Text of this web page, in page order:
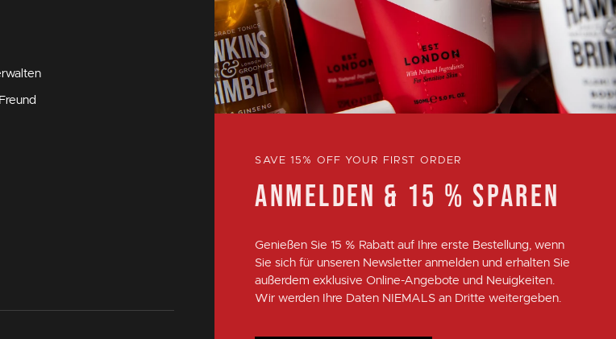
SAVE 15% OFF YOUR FIRST ORDER
ANMELDEN & 15 % SPAREN
Genießen Sie 15 % Rabatt auf Ihre erste Bestellung, wenn
Sie sich für unseren Newsletter anmelden und erhalten Sie
außerdem exklusive Online-Angebote und Neuigkeiten.
Wir werden Ihre Daten NIEMALS an Dritte weitergeben.